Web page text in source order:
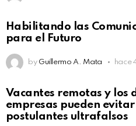
Habilitando las
para el Futuro
by Guillermo A. Mata hace
Vacantes remotas y los
empresas pueden
postulantes ultrafalsos